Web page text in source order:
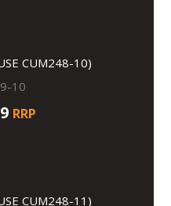
CUM248-10)
10
RRP
CUM248-11)